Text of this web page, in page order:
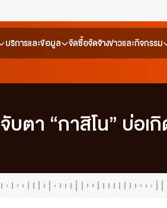
บริการและข้อมูล จัดซื้อจัดจ้างข่าวและกิจกรรม
ตา “กาสิโน” บ่อเ